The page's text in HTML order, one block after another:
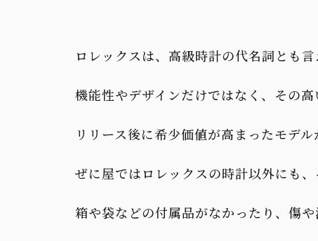
ロレックスは、高級時計の代名詞とも
機能性やデザインだけではなく、その
リリース後に希少価値が高まったモデ
ぜに屋ではロレックスの時計以外にも
箱や袋などの付属品がなかったり、傷